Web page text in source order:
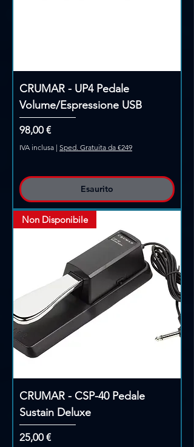
CRUMAR - UP4 Pedale
Volume/Espressione USB
Prezzo
98,00 €
IVA inclusa | Sped. Gratuita da €249
Esaurito
Non Disponibile
CRUMAR - CSP-40 Pedale
Sustain Deluxe
Prezzo
25,00 €